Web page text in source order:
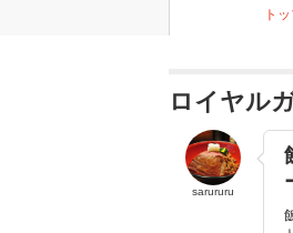
ト
ロイヤル
sarururu